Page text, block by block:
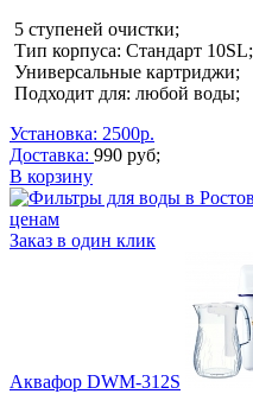
5 ступеней очистки;
Тип корпуса: Стандарт 10SL;
Универсальные картриджи;
Подходит для: любой воды;
Установка: 2500р.
Доставка: 990 руб;
В корзину
Заказ в один клик
Аквафор DWM-312S